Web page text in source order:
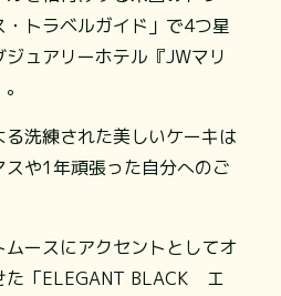
トラベルガイド」で4つ星
ュアリーホテル『JWマリ
洗練された美しいケーキは
や1年頑張った自分へのご
ースにアクセントとしてオ
た「ELEGANT BLACK エ